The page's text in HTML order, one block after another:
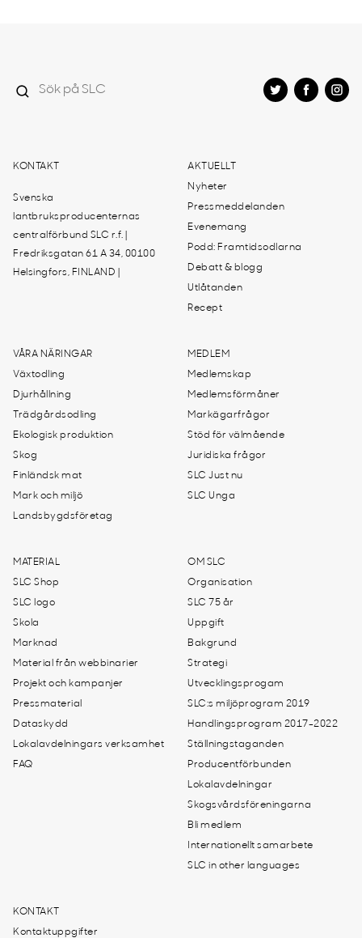
KONTAKT
Svenska
lantbruksproducenternas
centralförbund SLC r.f. |
Fredriksgatan 61 A 34, 00100
Helsingfors, FINLAND |
AKTUELLT
Nyheter
Pressmeddelanden
Evenemang
Podd: Framtidsodlarna
Debatt & blogg
Utlåtanden
Recept
VÅRA NÄRINGAR
Växtodling
Djurhållning
Trädgårdsodling
Ekologisk produktion
Skog
Finländsk mat
Mark och miljö
Landsbygdsföretag
MEDLEM
Medlemskap
Medlemsförmåner
Markägarfrågor
Stöd för välmående
Juridiska frågor
SLC Just nu
SLC Unga
MATERIAL
SLC Shop
SLC logo
Skola
Marknad
Material från webbinarier
Projekt och kampanjer
Pressmaterial
Dataskydd
Lokalavdelningars verksamhet
FAQ
OM SLC
Organisation
SLC 75 år
Uppgift
Bakgrund
Strategi
Utvecklingsprogam
SLC:s miljöprogram 2019
Handlingsprogram 2017-2022
Ställningstaganden
Producentförbunden
Lokalavdelningar
Skogsvårdsföreningarna
Bli medlem
Internationellt samarbete
SLC in other languages
KONTAKT
Kontaktuppgifter